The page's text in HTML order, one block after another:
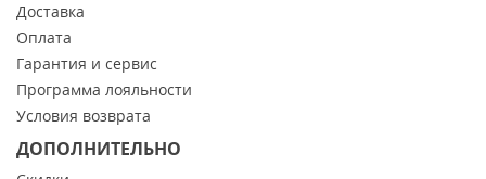
Доставка
Оплата
Гарантия и сервис
Программа лояльности
Условия возврата
ДОПОЛНИТЕЛЬНО